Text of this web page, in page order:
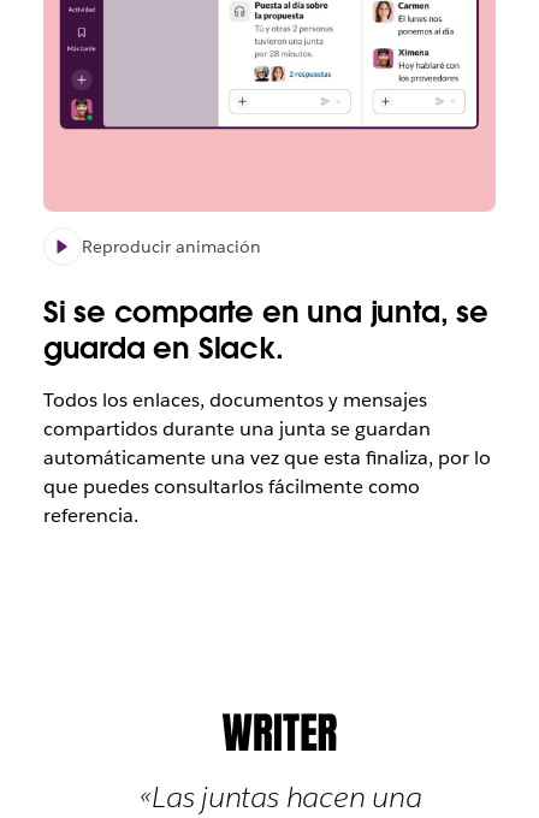
Reproducir animación
Si se comparte en una junta, se
guarda en Slack.
Todos los enlaces, documentos y mensajes
compartidos durante una junta se guardan
automáticamente una vez que esta finaliza, por lo
que puedes consultarlos fácilmente como
referencia.
«Las juntas hacen una